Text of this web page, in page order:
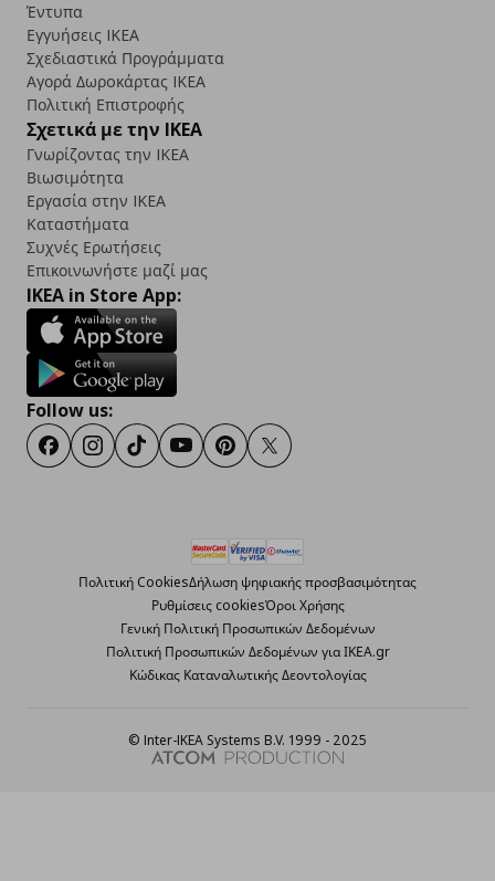
Έντυπα
Εγγυήσεις IKEA
Σχεδιαστικά Προγράμματα
Αγορά Δωρoκάρτας IKEA
Πολιτική Επιστροφής
Σχετικά με την IKEA
Γνωρίζοντας την IKEA
Βιωσιμότητα
Εργασία στην IKEA
Καταστήματα
Συχνές Ερωτήσεις
Επικοινωνήστε μαζί μας
IKEA in Store App:
Follow us:
FacebookInstagram
TikTokYoutubePinterestTwitter
Πολιτική CookiesΔήλωση ψηφιακής προσβασιμότητας
Ρυθμίσεις cookiesΌροι Χρήσης
Γενική Πολιτική Προσωπικών Δεδομένων
Πολιτική Προσωπικών Δεδομένων για ΙΚΕΑ.gr
Κώδικας Καταναλωτικής Δεοντολογίας
© Inter-IKEA Systems B.V. 1999 - 2025